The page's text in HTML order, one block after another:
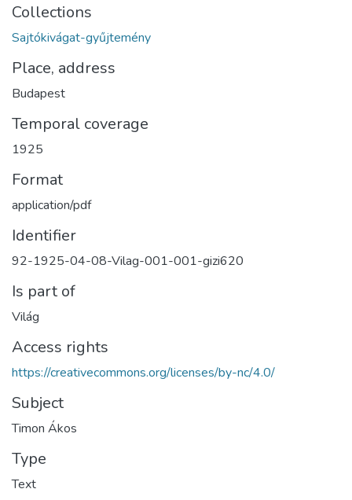
Collections
Sajtókivágat-gyűjtemény
Place, address
Budapest
Temporal coverage
1925
Format
application/pdf
Identifier
92-1925-04-08-Vilag-001-001-gizi620
Is part of
Világ
Access rights
https://creativecommons.org/licenses/by-nc/4.0/
Subject
Timon Ákos
Type
Text